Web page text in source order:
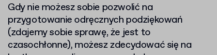
Gdy nie możesz sobie pozwolić na
przygotowanie odręcznych podziękowań
(zdajemy sobie sprawę, że jest to
czasochłonne), możesz zdecydować się na